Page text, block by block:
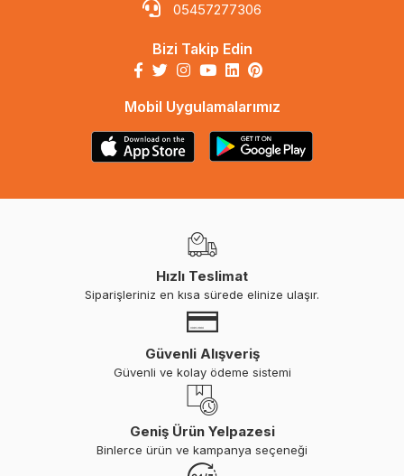
05457277306
Bizi Takip Edin
Mobil Uygulamalarımız
Hızlı Teslimat
Siparişleriniz en kısa sürede elinize ulaşır.
Güvenli Alışveriş
Güvenli ve kolay ödeme sistemi
Geniş Ürün Yelpazesi
Binlerce ürün ve kampanya seçeneği